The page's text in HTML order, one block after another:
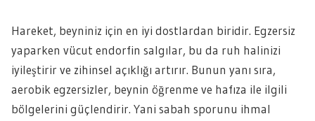
Hareket, beyniniz için en iyi dostlardan biridir. Egzersiz
yaparken vücut endorfin salgılar, bu da ruh halinizi
iyileştirir ve zihinsel açıklığı artırır. Bunun yanı sıra,
aerobik egzersizler, beynin öğrenme ve hafıza ile ilgili
bölgelerini güçlendirir. Yani sabah sporunu ihmal